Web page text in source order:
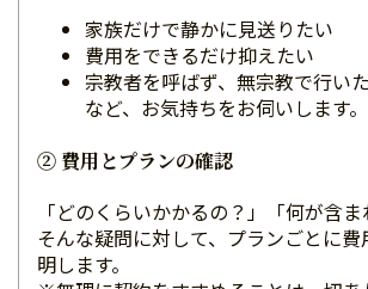
家族だけで静かに見送りたい
費用をできるだけ抑えたい
宗教者を呼ばず、無宗教で行い
など、お気持ちをお伺いします。
② 費用とプランの確認
「どのくらいかかるの？」「何が含ま
そんな疑問に対して、プランごとに
明します。